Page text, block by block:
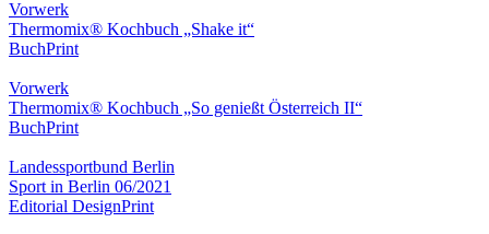
Vorwerk
Thermomix® Kochbuch „Shake it“
BuchPrint
Vorwerk
Thermomix® Kochbuch „So genießt Österreich II“
BuchPrint
Landessportbund Berlin
Sport in Berlin 06/2021
Editorial DesignPrint